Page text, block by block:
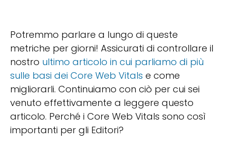
Potremmo parlare a lungo di queste
metriche per giorni! Assicurati di controllare il
nostro ultimo articolo in cui parliamo di più
sulle basi dei Core Web Vitals e come
migliorarli. Continuiamo con ciò per cui sei
venuto effettivamente a leggere questo
articolo. Perché i Core Web Vitals sono così
importanti per gli Editori?